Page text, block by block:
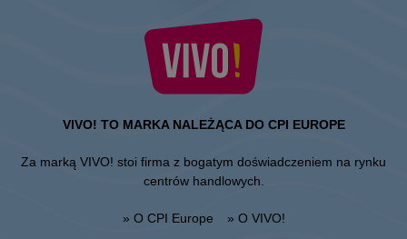
VIVO! TO MARKA NALEŻĄCA DO CPI EUROPE
Za marką VIVO! stoi firma z bogatym doświadczeniem na rynku
centrów handlowych.
» O CPI Europe » O VIVO!